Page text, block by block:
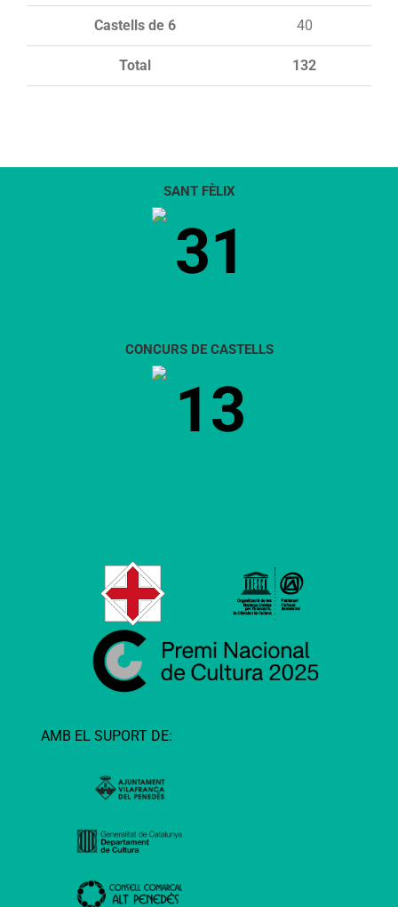
Total 132
Castells de 6 40
SANT FÈLIX
31
CONCURS DE CASTELLS
13
AMB EL SUPORT DE: